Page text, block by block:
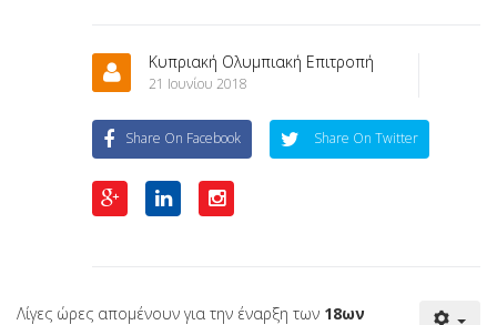
Κυπριακή Ολυμπιακή Επιτροπή
21 Ιουνίου 2018
Share On Facebook Share On Twitter
Λίγες ώρες απομένουν για την έναρξη των 18ων